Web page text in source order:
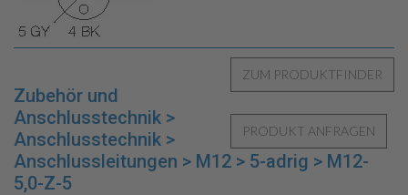
Zubehör und
Anschlusstechnik >
Anschlusstechnik >
Anschlussleitungen > M12 > 5-adrig > M12-
5,0-Z-5